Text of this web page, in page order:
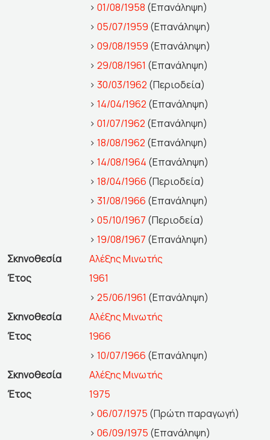
> 01/08/1958 (Επανάληψη)
> 05/07/1959 (Επανάληψη)
> 09/08/1959 (Επανάληψη)
> 29/08/1961 (Επανάληψη)
> 30/03/1962 (Περιοδεία)
> 14/04/1962 (Επανάληψη)
> 01/07/1962 (Επανάληψη)
> 18/08/1962 (Επανάληψη)
> 14/08/1964 (Επανάληψη)
> 18/04/1966 (Περιοδεία)
> 31/08/1966 (Επανάληψη)
> 05/10/1967 (Περιοδεία)
> 19/08/1967 (Επανάληψη)
Σκηνοθεσία
Αλέξης Μινωτής
Έτος
1961
> 25/06/1961 (Επανάληψη)
Σκηνοθεσία
Αλέξης Μινωτής
Έτος
1966
> 10/07/1966 (Επανάληψη)
Σκηνοθεσία
Αλέξης Μινωτής
Έτος
1975
> 06/07/1975 (Πρώτη παραγωγή)
> 06/09/1975 (Επανάληψη)